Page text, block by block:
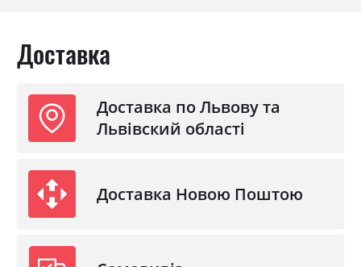
Доставка
Доставка по Львову та
Львівский області
Доставка Новою Поштою